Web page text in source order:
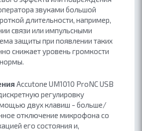
звуками большой
длительности, например,
связи или импульсными
защиты при появлении таких
снижает уровень громкости
Accutone UM1010 ProNC USB
регулировку
двух клавиш - больше/
отключение микрофона со
его состояния и,